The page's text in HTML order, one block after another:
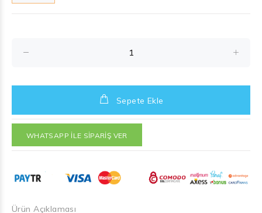
Sepete Ekle
WHATSAPP İLE SİPARİŞ VER
Ürün Açıklaması